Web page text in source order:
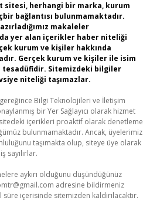
sitesi, herhangi bir marka, kurum
bağlantısı bulunmamaktadır.
makaleler
yer alan içerikler haber niteliği
kurum ve kişiler hakkında
Gerçek kurum ve kişiler ile isim
Sitemizdeki bilgiler
niteliği taşımazlar.
gereğince Bilgi Teknolojileri ve İletişim
bir Yer Sağlayıcı olarak hizmet
içerikleri proaktif olarak denetleme
bulunmamaktadır. Ancak, üyelerimiz
taşımakta olup, siteye üye olarak
sayılırlar.
aykırı olduğunu düşündüğünüz
adresine bildirmeniz
içerisinde sitemizden kaldırılacaktır.